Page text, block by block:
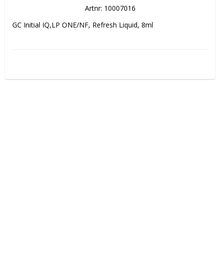
Artnr: 10007016
GC Initial IQ,LP ONE/NF, Refresh Liquid, 8ml